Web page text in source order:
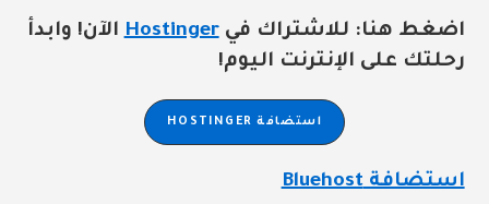
اضغط هنا: للاشتراك فيHostingerالآن! وابدأ
رحلتك على الإنترنت اليوم!
استضافة HOSTINGER
استضافة Bluehost